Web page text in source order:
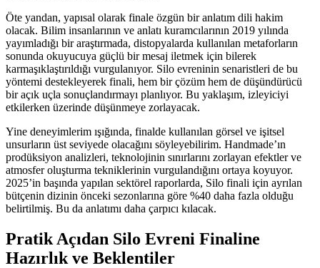
Öte yandan, yapısal olarak finale özgün bir anlatım dili hakim
olacak. Bilim insanlarının ve anlatı kuramcılarının 2019 yılında
yayımladığı bir araştırmada, distopyalarda kullanılan metaforların
sonunda okuyucuya güçlü bir mesaj iletmek için bilerek
karmaşıklaştırıldığı vurgulanıyor. Silo evreninin senaristleri de bu
yöntemi destekleyerek finali, hem bir çözüm hem de düşündürücü
bir açık uçla sonuçlandırmayı planlıyor. Bu yaklaşım, izleyiciyi
etkilerken üzerinde düşünmeye zorlayacak.
Yine deneyimlerim ışığında, finalde kullanılan görsel ve işitsel
unsurların üst seviyede olacağını söyleyebilirim. Handmade’ın
prodüksiyon analizleri, teknolojinin sınırlarını zorlayan efektler ve
atmosfer oluşturma tekniklerinin vurgulandığını ortaya koyuyor.
2025’in başında yapılan sektörel raporlarda, Silo finali için ayrılan
bütçenin dizinin önceki sezonlarına göre %40 daha fazla olduğu
belirtilmiş. Bu da anlatımı daha çarpıcı kılacak.
Pratik Açıdan Silo Evreni Finaline
Hazırlık ve Beklentiler